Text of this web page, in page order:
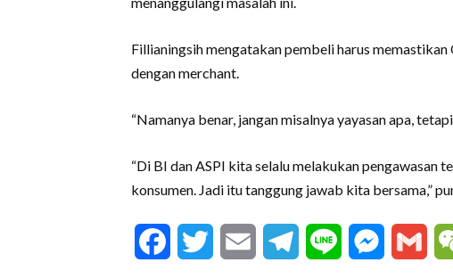
Fillianingsih mengatakan pembeli harus
dengan merchant.
“Namanya benar, jangan misalnya yayasan apa,
“Di BI dan ASPI kita selalu melakukan pengawasan
konsumen. Jadi itu tanggung jawab kita bersama,”
FacebookTwitter Email Telegram
Line